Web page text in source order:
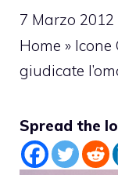
7 Marzo 2012
Home » Icone
giudicate
Spread the